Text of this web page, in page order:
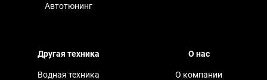
Автотюнинг
Другая техника
Водная техника
О нас
О компании